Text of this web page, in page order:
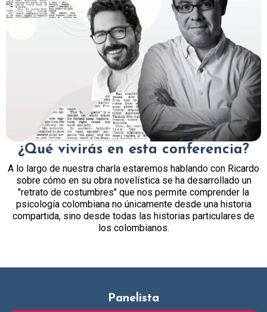
¿Qué vivirás en esta conferencia?
A lo largo de nuestra charla estaremos hablando con Ricardo
sobre cómo en su obra novelística se ha desarrollado un
"retrato de costumbres" que nos permite comprender la
psicología colombiana no únicamente desde una historia
compartida, sino desde todas las historias particulares de
los colombianos.
Panelista